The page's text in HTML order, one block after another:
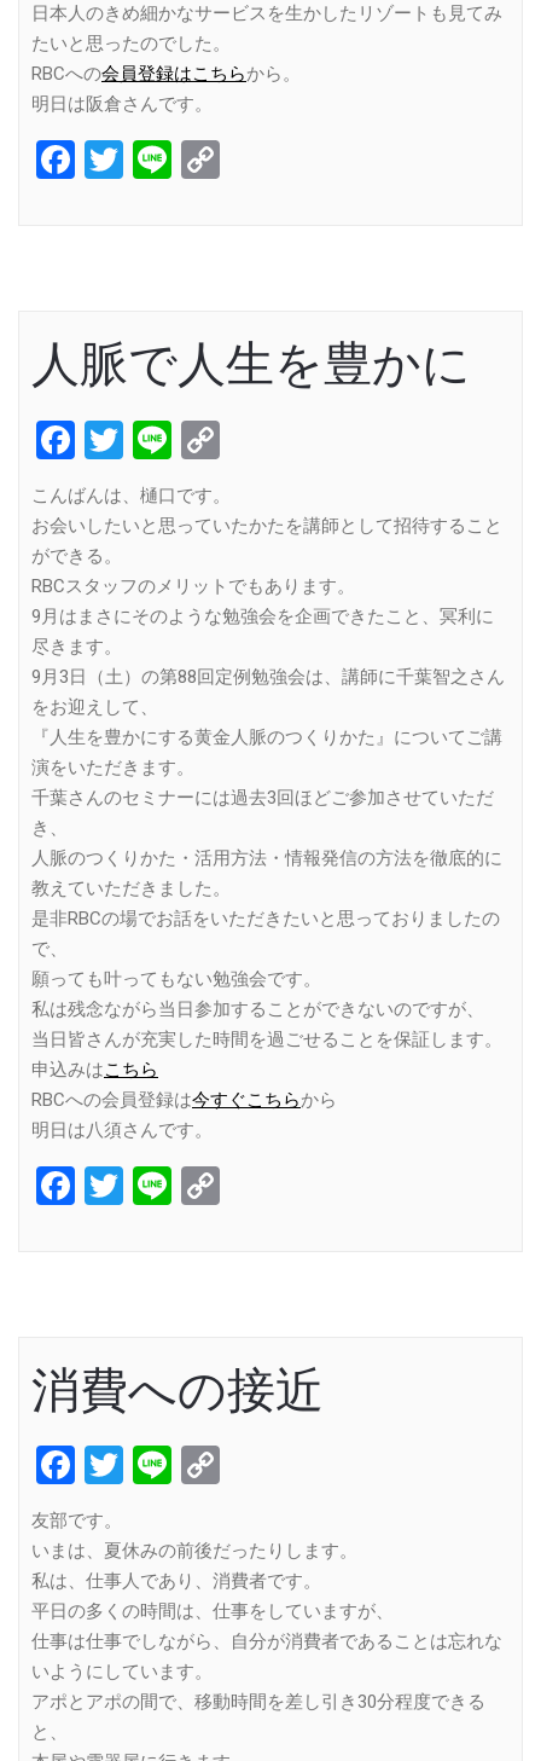
日本人のきめ細かなサービスを生かしたリゾートも見てみ
たいと思ったのでした。
RBCへの会員登録はこちらから。
明日は阪倉さんです。
Facebook
Twitter
Line
人脈で人生を豊かに
Facebook
Twitter
Line
こんばんは、樋口です。
お会いしたいと思っていたかたを講師として招待すること
ができる。
RBCスタッフのメリットでもあります。
9月はまさにそのような勉強会を企画できたこと、冥利に
尽きます。
9月3日（土）の第88回定例勉強会は、講師に千葉智之さん
をお迎えして、
『人生を豊かにする黄金人脈のつくりかた』についてご講
演をいただきます。
千葉さんのセミナーには過去3回ほどご参加させていただ
き、
人脈のつくりかた・活用方法・情報発信の方法を徹底的に
教えていただきました。
是非RBCの場でお話をいただきたいと思っておりましたの
で、
願っても叶ってもない勉強会です。
私は残念ながら当日参加することができないのですが、
当日皆さんが充実した時間を過ごせることを保証します。
申込みはこちら
RBCへの会員登録は今すぐこちらから
明日は八須さんです。
Facebook
Twitter
Line
消費への接近
Facebook
Twitter
Line
友部です。
いまは、夏休みの前後だったりします。
私は、仕事人であり、消費者です。
平日の多くの時間は、仕事をしていますが、
仕事は仕事でしながら、自分が消費者であることは忘れな
いようにしています。
アポとアポの間で、移動時間を差し引き30分程度できる
と、